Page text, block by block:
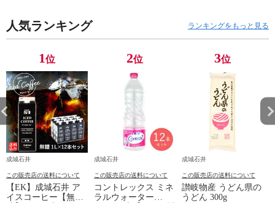
人気ランキング ランキングをもっと見る
1位
成城石井
この販売店の送料について
【EK】成城石井 ア
イスコーヒー【無
2位
成城石井
この販売店の送料について
コントレックス ミネ
ラルウォーター
3位
成城石井
この販売店の送料について
讃岐物産 うどん県の
うどん 300g